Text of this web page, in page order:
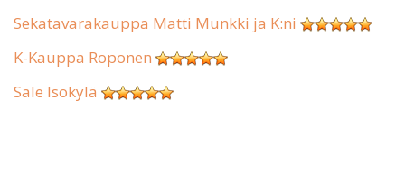
Sekatavarakauppa Matti Munkki ja K:ni
K-Kauppa Roponen
Sale Isokylä